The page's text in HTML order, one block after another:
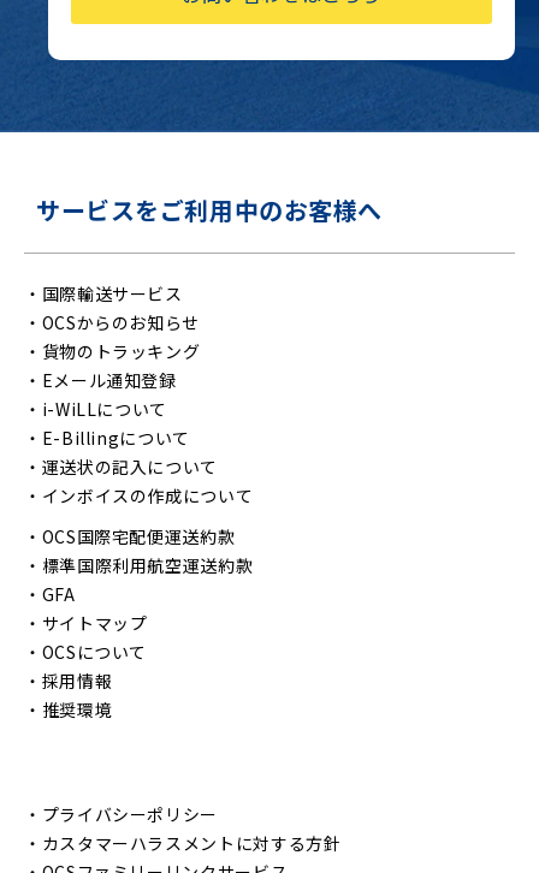
サービスをご利用中のお客様へ
・ 国際輸送サービス
・ OCSからのお知らせ
・ 貨物のトラッキング
・ Eメール通知登録
・ i-WiLLについて
・ E-Billingについて
・ 運送状の記入について
・ インボイスの作成について
・ OCS国際宅配便運送約款
・ 標準国際利用航空運送約款
・ GFA
・ サイトマップ
・ OCSについて
・ 採用情報
・ 推奨環境
・ プライバシーポリシー
・ カスタマーハラスメントに対する方針